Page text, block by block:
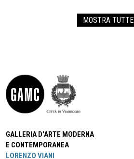
MOSTRA TUTTE
GALLERIA D'ARTE MODERNA
E CONTEMPORANEA
LORENZO VIANI